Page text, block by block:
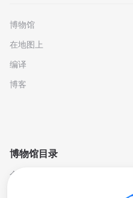
博物馆
在地图上
编译
博客
博物馆目录
个人与纪念博物馆